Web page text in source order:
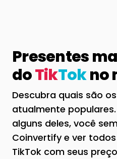
Presentes
doTikTokno
Descubra quais são
atualmente
alguns deles, você
Coinvertify e ver
TikTok com seus